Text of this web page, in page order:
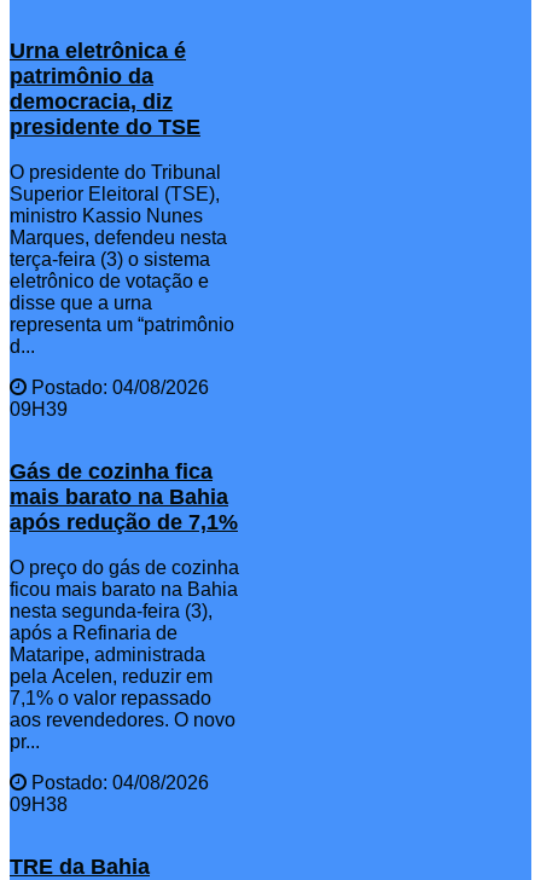
Urna eletrônica é
patrimônio da
democracia, diz
presidente do TSE
O presidente do Tribunal
Superior Eleitoral (TSE),
ministro Kassio Nunes
Marques, defendeu nesta
terça-feira (3) o sistema
eletrônico de votação e
disse que a urna
representa um “patrimônio
d...
Postado: 04/08/2026
09H39
Gás de cozinha fica
mais barato na Bahia
após redução de 7,1%
O preço do gás de cozinha
ficou mais barato na Bahia
nesta segunda-feira (3),
após a Refinaria de
Mataripe, administrada
pela Acelen, reduzir em
7,1% o valor repassado
aos revendedores. O novo
pr...
Postado: 04/08/2026
09H38
TRE da Bahia